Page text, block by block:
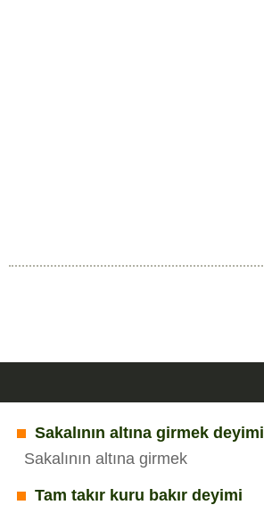
Sakalının altına girmek deyimi
Sakalının altına girmek
Tam takır kuru bakır deyimi